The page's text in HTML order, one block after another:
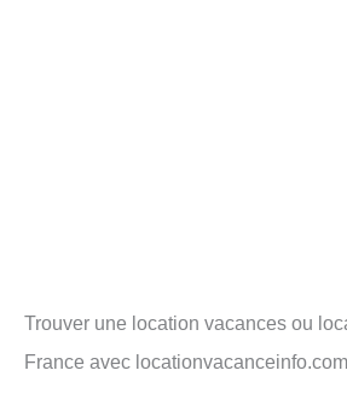
Trouver une location vacances ou
France avec locationvacanceinfo.com